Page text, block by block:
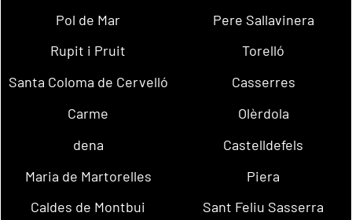
Pol de Mar
Pere Sallavinera
Rupit i Pruit
Torelló
Santa Coloma de Cervelló
Casserres
Carme
Olèrdola
dena
Castelldefels
Maria de Martorelles
Piera
Caldes de Montbui
Sant Feliu Sasserra